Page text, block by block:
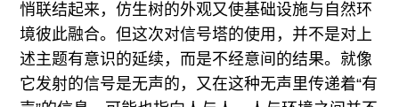
悄联结起来，仿生树的外观又使基础设施与自然环
境彼此融合。但这次对信号塔的使用，并不是对上
述主题有意识的延续，而是不经意间的结果。就像
它发射的信号是无声的，又在这种无声里传递着“有